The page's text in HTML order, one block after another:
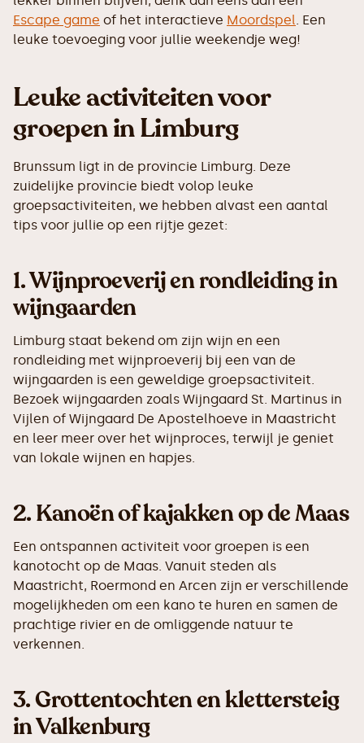
Escape game of het interactieve Moordspel . Een
leuke toevoeging voor jullie weekendje weg!
Leuke activiteiten voor
groepen in Limburg
Brunssum ligt in de provincie Limburg. Deze
zuidelijke provincie biedt volop leuke
groepsactiviteiten, we hebben alvast een aantal
tips voor jullie op een rijtje gezet:
1.Wijnproeverij en rondleiding in
wijngaarden
Limburg staat bekend om zijn wijn en een
rondleiding met wijnproeverij bij een van de
wijngaarden is een geweldige groepsactiviteit.
Bezoek wijngaarden zoals Wijngaard St. Martinus in
Vijlen of Wijngaard De Apostelhoeve in Maastricht
en leer meer over het wijnproces, terwijl je geniet
van lokale wijnen en hapjes.
2.Kanoën of kajakken op de Maas
Een ontspannen activiteit voor groepen is een
kanotocht op de Maas. Vanuit steden als
Maastricht, Roermond en Arcen zijn er verschillende
mogelijkheden om een kano te huren en samen de
prachtige rivier en de omliggende natuur te
verkennen.
3.Grottentochten en klettersteig
in Valkenburg